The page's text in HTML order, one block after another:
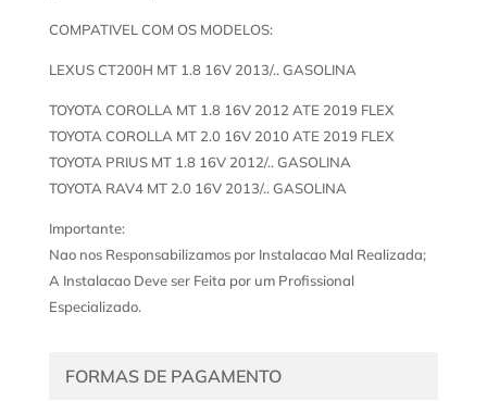
COMPATIVEL COM OS MODELOS:
LEXUS CT200H MT 1.8 16V 2013/.. GASOLINA
TOYOTA COROLLA MT 1.8 16V 2012 ATE 2019 FLEX
TOYOTA COROLLA MT 2.0 16V 2010 ATE 2019 FLEX
TOYOTA PRIUS MT 1.8 16V 2012/.. GASOLINA
TOYOTA RAV4 MT 2.0 16V 2013/.. GASOLINA
Importante:
Nao nos Responsabilizamos por Instalacao Mal Realizada;
A Instalacao Deve ser Feita por um Profissional
Especializado.
FORMAS DE PAGAMENTO